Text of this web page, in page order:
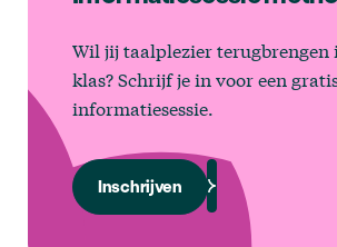
Wil jij taalplezier terugbrengen
klas? Schrijf je in voor een
informatiesessie.
Inschrijven